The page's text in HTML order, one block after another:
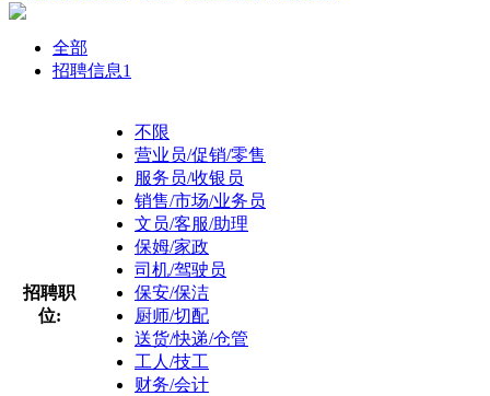
全部
招聘信息1
招聘职
位:
不限
营业员/促销/零售
服务员/收银员
销售/市场/业务员
文员/客服/助理
保姆/家政
司机/驾驶员
保安/保洁
厨师/切配
送货/快递/仓管
工人/技工
财务/会计